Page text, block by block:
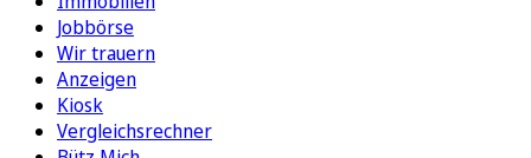
Jobbörse
Wir trauern
Anzeigen
Kiosk
Vergleichsrechner